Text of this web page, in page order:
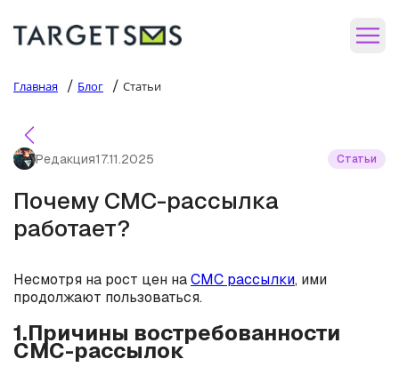
Главная / Блог / Статьи
Редакция17.11.2025 Статьи
Почему СМС-рассылка
работает?
Несмотря на рост цен наСМС рассылки, ими
продолжают пользоваться.
1.Причины востребованности
СМС-рассылок